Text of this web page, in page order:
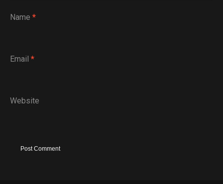
Name *
Email *
Website